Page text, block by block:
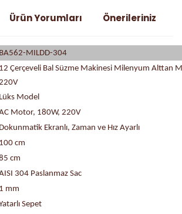
Ürün Yorumları Önerileriniz
BA562-MILDD-304
12 Çerçeveli Bal Süzme Makinesi Milenyum Alttan
Lüks Model
Motor, 180W, 220V
Dokunmatik Ekranlı, Zaman ve Hız Ayarlı
100 cm
cm
304 Paslanmaz Sac
1 mm
Sepet